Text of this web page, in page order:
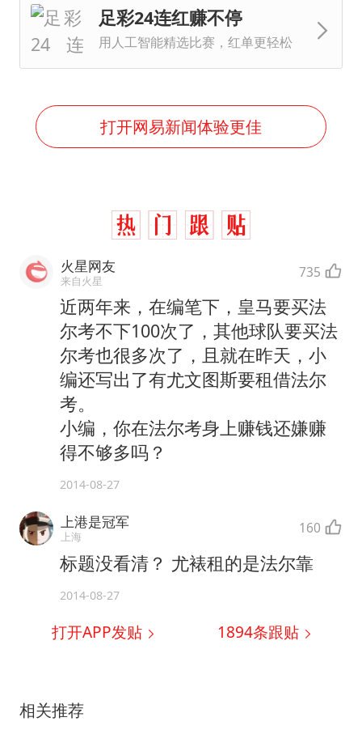
足彩24连红赚不停
用人工智能精选比赛，红单更轻松
打开网易新闻体验更佳
火星网友
来自火星 735
近两年来，在编笔下，皇马要买法
尔考不下100次了，其他球队要买法
尔考也很多次了，且就在昨天，小
编还写出了有尤文图斯要租借法尔
考。
小编，你在法尔考身上赚钱还嫌赚
得不够多吗？
2014-08-27
上港是冠军
上海 160
标题没看清？ 尤裱租的是法尔靠
2014-08-27
打开APP发贴 1894条跟贴
相关推荐